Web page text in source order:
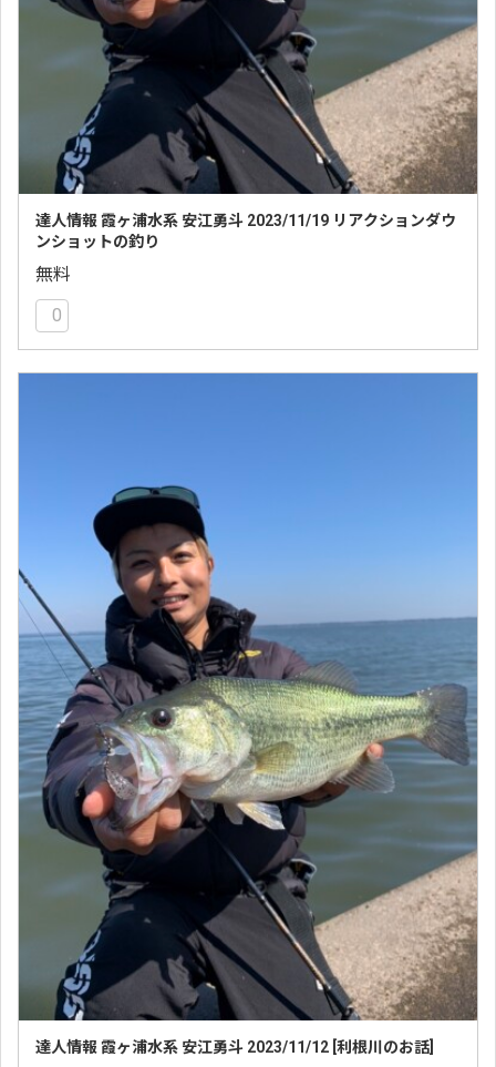
達人情報 霞ヶ浦水系 安江勇斗 2023/11/19 リアクションダウ
ンショットの釣り
無料
0
達人情報 霞ヶ浦水系 安江勇斗 2023/11/12 [利根川のお話]